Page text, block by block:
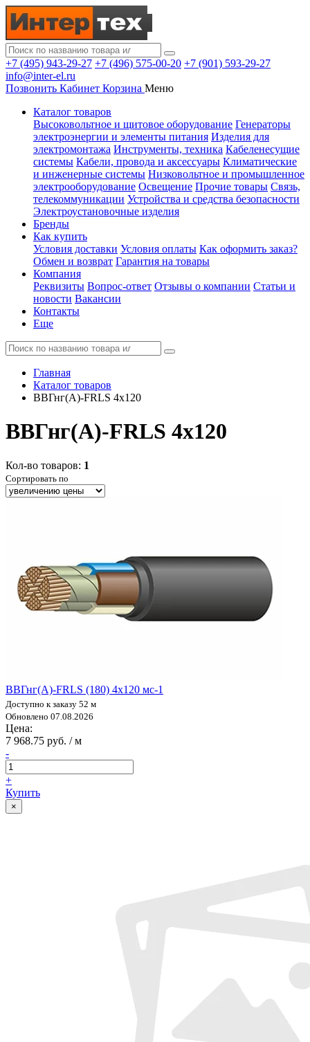
+7 (495) 943-29-27 +7 (496) 575-00-20 +7 (901) 593-29-27
info@inter-el.ru
Позвонить Кабинет Корзина Меню
Каталог товаров
Высоковольтное и щитовое оборудование Генераторы
электроэнергии и элементы питания Изделия для
электромонтажа Инструменты, техника Кабеленесущие
системы Кабели, провода и аксессуары Климатические
и инженерные системы Низковольтное и промышленное
электрооборудование Освещение Прочие товары Связь,
телекоммуникации Устройства и средства безопасности
Электроустановочные изделия
Бренды
Как купить
Условия доставки Условия оплаты Как оформить заказ?
Обмен и возврат Гарантия на товары
Компания
Реквизиты Вопрос-ответ Отзывы о компании Статьи и
новости Вакансии
Контакты
Еще
Главная
Каталог товаров
ВВГнг(А)-FRLS 4x120
ВВГнг(А)-FRLS 4x120
Кол-во товаров: 1
Сортировать по
ВВГнг(А)-FRLS (180) 4х120 мс-1
Доступно к заказу 52 м
Обновлено 07.08.2026
Цена:
7 968.75 руб. / м
-
+
Купить
×